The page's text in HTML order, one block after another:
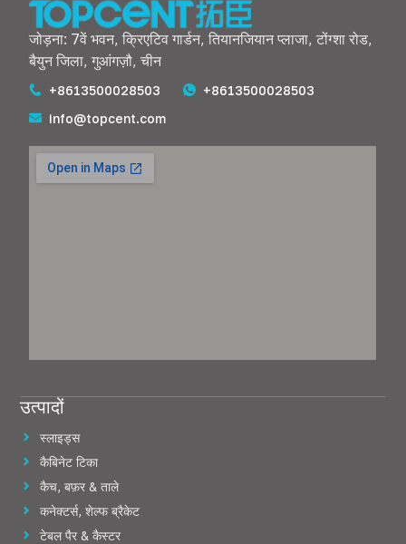
जोड़ना: 7वें भवन, क्रिएटिव गार्डन, तियानजियान प्लाजा, टोंग्शा रोड,
बैयुन जिला, गुआंगज़ौ, चीन
+8613500028503
+8613500028503
info@topcent.com
उत्पादों
स्लाइड्स
कैबिनेट टिका
कैच, बफ़र & ताले
कनेक्टर्स, शेल्फ ब्रैकेट
टेबल पैर & कैस्टर